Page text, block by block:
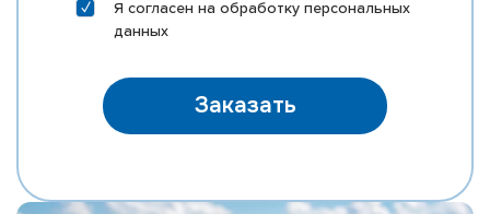
Я согласен на обработку персональных
данных
Заказать